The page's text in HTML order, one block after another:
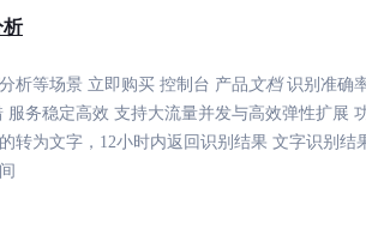
析
分析等场景 立即购买 控制台 产品 文档识别准确
务稳定高效 支持大流量并发与高效弹性扩展
转为文字，12小时内返回识别结果 文字识别